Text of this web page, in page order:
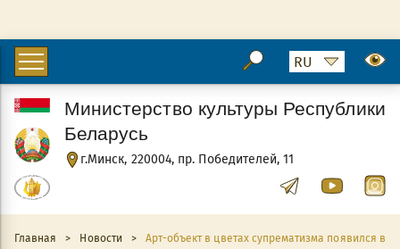
г.Минск, 220004, пр. Победителей, 11
Министерство культуры Республики
Беларусь
Главная > Новости >
Арт-объект в цветах супрематизма появился в